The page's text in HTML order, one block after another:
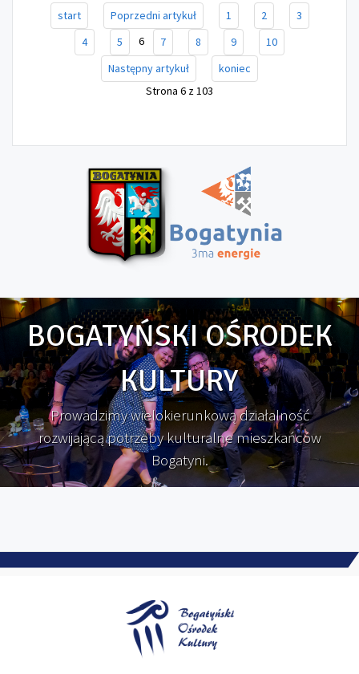
start Poprzedni artykuł 1 2
3
4
5 6 7 8 9
10
Następny artykuł
koniec
Strona 6 z 103
BOGATYŃSKI OŚRODEK
KULTURY
Prowadzimy wielokierunkową działalność
rozwijającą potrzeby kulturalne mieszkańców
Bogatyni.